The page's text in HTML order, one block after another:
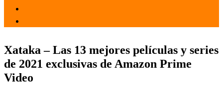
Xataka – Las 13 mejores películas y series
de 2021 exclusivas de Amazon Prime
Video